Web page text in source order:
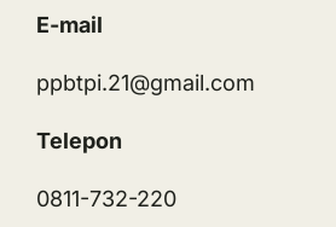
E-mail
ppbtpi.21@gmail.com
Telepon
0811-732-220